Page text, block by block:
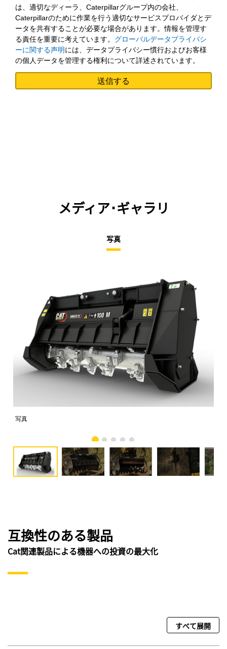
は、適切なディーラ、Caterpillarグループ内の会社、
Caterpillarのために作業を行う適切なサービスプロバイダとデ
ータを共有することが必要な場合があります。情報を管理す
る責任を重要に考えています。 グローバルデータプライバシ
ーに関する声明には、データプライバシー慣行およびお客様
の個人データを管理する権利について詳述されています。
メディア･ギャラリ
写真
写真
互換性のある製品
Cat関連製品による機器への投資の最大化
すべて展開